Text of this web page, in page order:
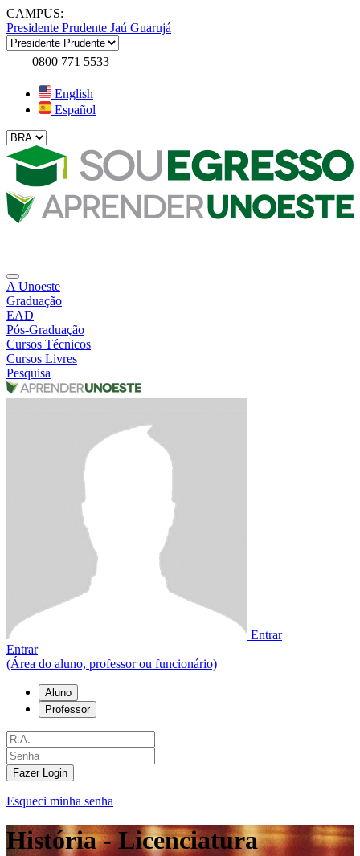
CAMPUS:
Presidente Prudente Jaú Guarujá
0800 771 5533
English
Español
A Unoeste
Graduação
EAD
Pós-Graduação
Cursos Técnicos
Cursos Livres
Pesquisa
Entrar
Entrar
(Área do aluno, professor ou funcionário)
Aluno
Professor
Fazer Login
Esqueci minha senha
História - Licenciatura